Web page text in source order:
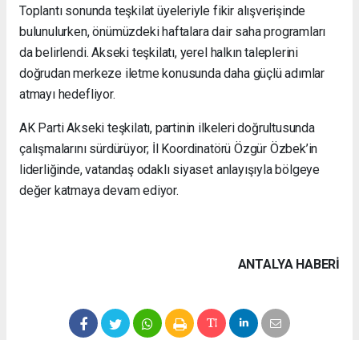
Toplantı sonunda teşkilat üyeleriyle fikir alışverişinde
bulunulurken, önümüzdeki haftalara dair saha programları
da belirlendi. Akseki teşkilatı, yerel halkın taleplerini
doğrudan merkeze iletme konusunda daha güçlü adımlar
atmayı hedefliyor.
AK Parti Akseki teşkilatı, partinin ilkeleri doğrultusunda
çalışmalarını sürdürüyor; İl Koordinatörü Özgür Özbek’in
liderliğinde, vatandaş odaklı siyaset anlayışıyla bölgeye
değer katmaya devam ediyor.
ANTALYA HABERİ